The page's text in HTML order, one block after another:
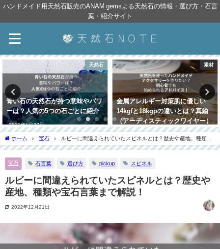
ハンドメイド用天然石販売のANAM gemsよる天然石の情報・選び方・石言
葉・紹介サイト
素材
金属アレルギー対策肌に優しい
14kgfと18kgpの違いとは？真鍮
（アーティスティックワイヤー）
についても解説！
天然石
宝石の女王のルビーとは？サファ
イアとの違いや歴史、価値や石言
葉まで解説！
ホーム 宝石
ルビーに間違えられていたスピネルとは？歴史や産地、種類や
宝石言葉まで解説！
宝石 石言葉 選び方 pickup スピネル
ルビーに間違えられていたスピネルとは？歴史や
産地、種類や宝石言葉まで解説！
2022年12月21日